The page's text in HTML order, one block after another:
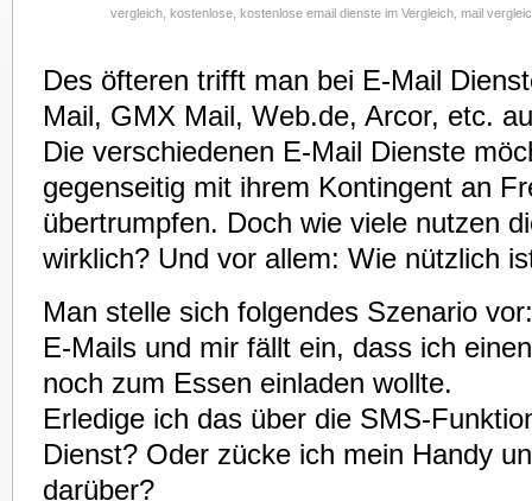
vergleich kostenlose kostenlose email dienste im Vergleich mail
Des öfteren trifft man bei E-Mail
Mail, GMX Mail, Web.de, Arcor, etc.
Die verschiedenen E-Mail Dienste
gegenseitig mit ihrem Kontingent an
übertrumpfen. Doch wie viele nutzen
wirklich? Und vor allem: Wie nützlich
Man stelle sich folgendes Szenario
E-Mails und mir fällt ein, dass ich
noch zum Essen einladen wollte.
Erledige ich das über die SMS-
Dienst? Oder zücke ich mein Handy
darüber?